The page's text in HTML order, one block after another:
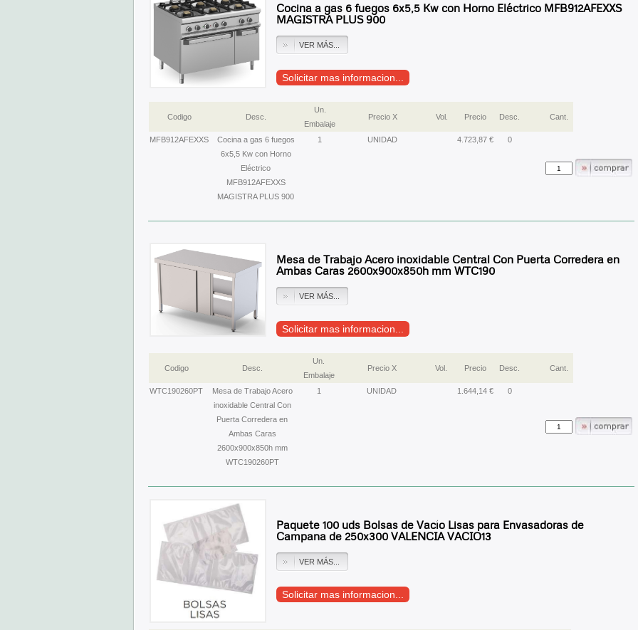
Cocina a gas 6 fuegos 6x5,5 Kw con Horno Eléctrico MFB912AFEXXS
MAGISTRA PLUS 900
VER MÁS...
Solicitar mas informacion...
Codigo Desc.
Un.
Embalaje
Precio X Vol. Precio Desc. Cant.
MFB912AFEXXS
Cocina a gas 6 fuegos
6x5,5 Kw con Horno
Eléctrico
MFB912AFEXXS
MAGISTRA PLUS 900
1 UNIDAD 4.723,87 € 0
Mesa de Trabajo Acero inoxidable Central Con Puerta Corredera en
Ambas Caras 2600x900x850h mm WTC190
VER MÁS...
Solicitar mas informacion...
Codigo Desc.
Un.
Embalaje
Precio X Vol. Precio Desc. Cant.
WTC190260PT
Mesa de Trabajo Acero
inoxidable Central Con
Puerta Corredera en
Ambas Caras
2600x900x850h mm
WTC190260PT
1 UNIDAD 1.644,14 € 0
Paquete 100 uds Bolsas de Vacío Lisas para Envasadoras de
Campana de 250x300 VALENCIA VACIO13
VER MÁS...
Solicitar mas informacion...